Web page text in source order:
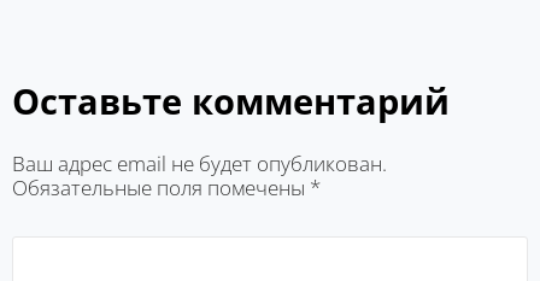
Оставьте комментарий
Ваш адрес email не будет опубликован.
Обязательные поля помечены *